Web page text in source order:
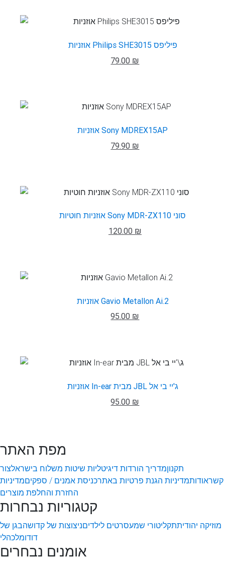
אוזניות Philips SHE3015 פיליפס
79.00 ₪
אוזניות Sony MDREX15AP
79.90 ₪
אוזניות ‏חוטיות Sony MDR-ZX110 סוני
120.00 ₪
אוזניות Gavio Metallon Ai.2
95.00 ₪
אוזניות In-ear מבית JBL ג'יי בי אל
95.00 ₪
מפת האתר
תקנוןמדריך הורדות דיגיטליות שיטות משלוח בישראלצור
קשראודותמדיניות הגנת פרטיות באתרכניסת אמנים / ספקיםמדיניות
החזרת והחלפת מוצרים
קטגוריות נבחרות
מוזיקה יהודיתתקליטורי שמעסרטים לילדיםניצוצות של קדושהבגן של
דודומלכהלי
אומנים נבחרים